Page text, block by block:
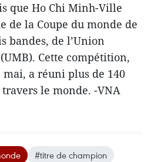
que Ho Chi Minh-Ville
de la Coupe du monde de
bandes, de l’Union
Cette compétition,
mai, a réuni plus de 140
le monde. -VNA
#titre de champion